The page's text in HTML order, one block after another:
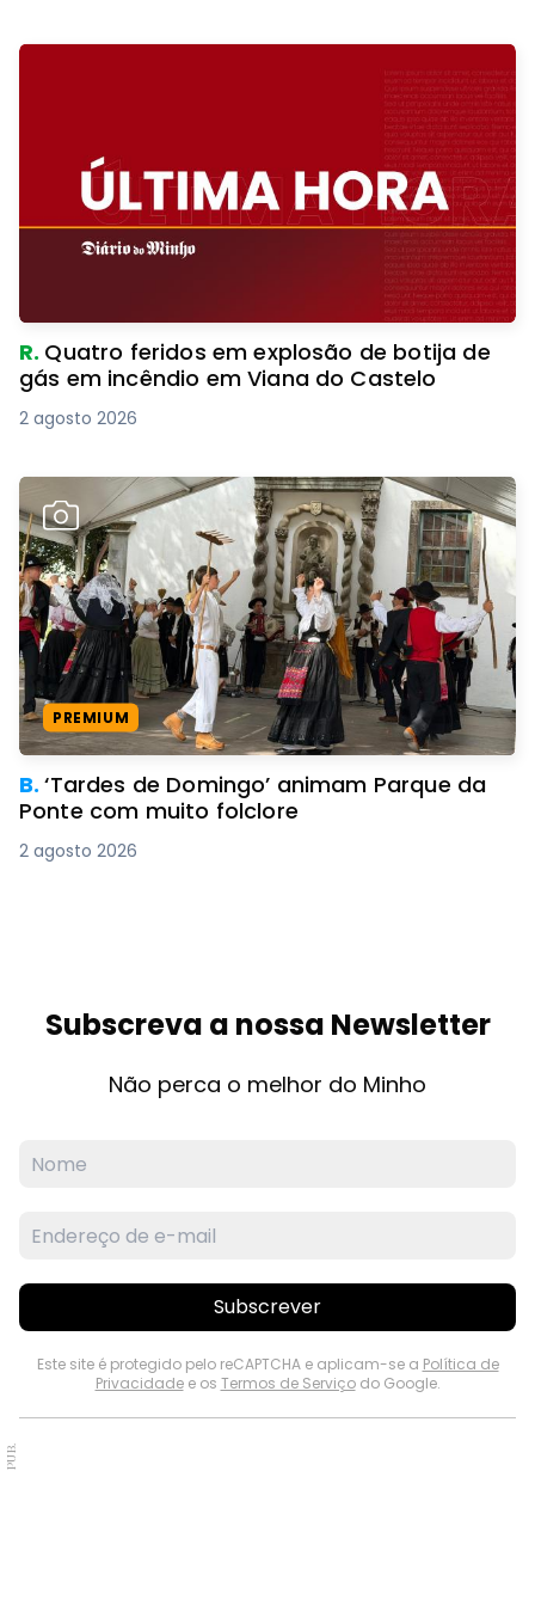
R. Quatro feridos em explosão de botija de
gás em incêndio em Viana do Castelo
2 agosto 2026
PREMIUM
B.‘Tardes de Domingo’ animam Parque da
Ponte com muito folclore
2 agosto 2026
Subscreva a nossa Newsletter
Não perca o melhor do Minho
Subscrever
Este site é protegido pelo reCAPTCHA e aplicam-se a Política de
Privacidadee os Termos de Serviçodo Google.
PUB.